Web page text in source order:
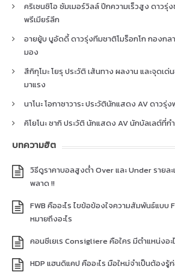
คริเซนซิโอ ซัมเมอร์วิลล์ ปีกความเร็วสูง ดาว
พรีเมียร์ลีก
อายยู้บ บูอัดดี้ ดาวรุ่งทีมชาติโมร็อกโก กองกล
มอง
สึกิกุโมะ โยรุ ประวัติ เส้นทาง ผลงาน และจุดเ
มาแรง
นาโนะ โอกาซาวาระ ประวัตินักแสดง AV ดาวรุ่
คิโยโนะ ซากิ ประวัติ นักแสดง AV นักบัลเลต์ที่
บทความฮิต
วิธีดูราคาบอลสูงต่ำ Over และ Under รายล
พลาด !!
FWB คืออะไร ไขข้อข้องใจความสัมพันธ์แบบ
หมายถึงอะไร
คอนซีเยเร Consigliere คือใคร มีตำแหน่งอะ
HDP แฮนดิแคป คืออะไร มือใหม่จำเป็นต้องรู้